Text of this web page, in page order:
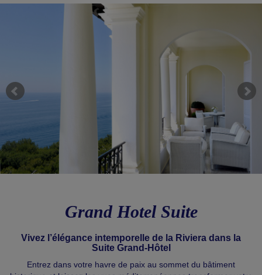
Grand Hotel Suite
Vivez l’élégance intemporelle de la Riviera dans la
Suite Grand-Hôtel
Entrez dans votre havre de paix au sommet du bâtiment